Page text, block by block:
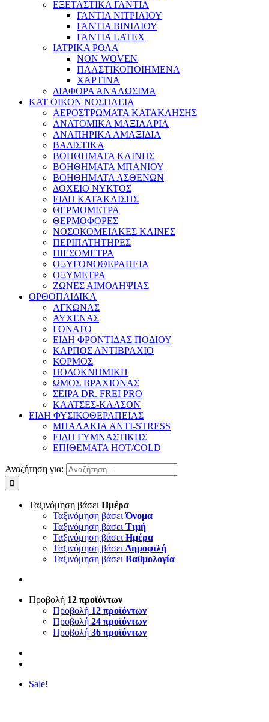
ΕΞΕΤΑΣΤΙΚΑ ΓΑΝΤΙΑ
ΓΑΝΤΙΑ ΝΙΤΡΙΛΙΟΥ
ΓΑΝΤΙΑ ΒΙΝΙΛΙΟΥ
ΓΑΝΤΙΑ LATEX
ΙΑΤΡΙΚΑ ΡΟΛΑ
NON WOVEN
ΠΛΑΣΤΙΚΟΠΟΙΗΜΕΝΑ
ΧΑΡΤΙΝΑ
ΔΙΑΦΟΡΑ ΑΝΑΛΩΣΙΜΑ
ΚΑΤ ΟΙΚΟΝ ΝΟΣΗΛΕΙΑ
ΑΕΡΟΣΤΡΩΜΑΤΑ ΚΑΤΑΚΛΗΣΗΣ
ΑΝΑΤΟΜΙΚΑ ΜΑΞΙΛΑΡΙΑ
ΑΝΑΠΗΡΙΚΑ ΑΜΑΞΙΔΙΑ
ΒΑΔΙΣΤΙΚΑ
ΒΟΗΘΗΜΑΤΑ ΚΛΙΝΗΣ
ΒΟΗΘΗΜΑΤΑ ΜΠΑΝΙΟΥ
ΒΟΗΘΗΜΑΤΑ ΑΣΘΕΝΩΝ
ΔΟΧΕΙΟ ΝΥΚΤΟΣ
ΕΙΔΗ ΚΑΤΑΚΛΙΣΗΣ
ΘΕΡΜΟΜΕΤΡΑ
ΘΕΡΜΟΦΟΡΕΣ
ΝΟΣΟΚΟΜΕΙΑΚΕΣ ΚΛΙΝΕΣ
ΠΕΡΙΠΑΤΗΤΗΡΕΣ
ΠΙΕΣΟΜΕΤΡΑ
ΟΞΥΓΟΝΟΘΕΡΑΠΕΙΑ
ΟΞΥΜΕΤΡΑ
ΖΩΝΕΣ ΑΙΜΟΛΗΨΙΑΣ
ΟΡΘΟΠΑΙΔΙΚΑ
ΑΓΚΩΝΑΣ
ΑΥΧΕΝΑΣ
ΓΟΝΑΤΟ
ΕΙΔΗ ΦΡΟΝΤΙΔΑΣ ΠΟΔΙΟΥ
ΚΑΡΠΟΣ ΑΝΤΙΒΡΑΧΙΟ
ΚΟΡΜΟΣ
ΠΟΔΟΚΝΗΜΙΚΗ
ΩΜΟΣ ΒΡΑΧΙΟΝΑΣ
ΣΕΙΡΑ DR. FREI PRO
ΚΑΛΤΣΕΣ-ΚΑΛΣΟΝ
ΕΙΔΗ ΦΥΣΙΚΟΘΕΡΑΠΕΙΑΣ
ΜΠΑΛΑΚΙΑ ANTI-STRESS
ΕΙΔΗ ΓΥΜΝΑΣΤΙΚΗΣ
ΕΠΙΘΕΜΑΤΑ HOT/COLD
Αναζήτηση για:
Ταξινόμηση βάσει Ημέρα
Ταξινόμηση βάσειΌνομα
Ταξινόμηση βάσει Τιμή
Ταξινόμηση βάσει Ημέρα
Ταξινόμηση βάσει Δημοφιλή
Ταξινόμηση βάσει Βαθμολογία
Προβολή 12 προϊόντων
Προβολή 12 προϊόντων
Προβολή 24 προϊόντων
Προβολή 36 προϊόντων
Sale!